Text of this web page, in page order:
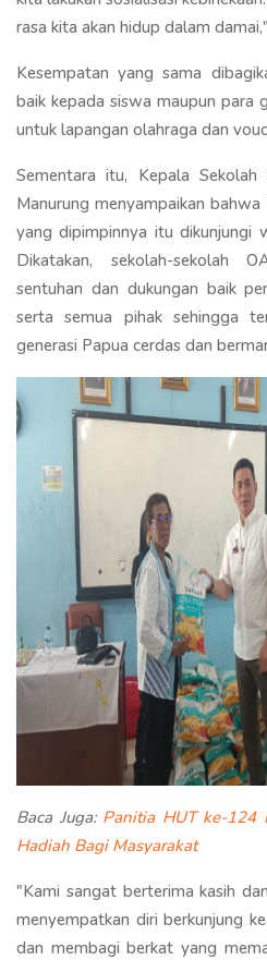
rasa kita akan hidup dalam
Kesempatan yang sama
baik kepada siswa maupun para
untuk lapangan olahraga dan
Sementara itu, Kepala
Manurung menyampaikan
yang dipimpinnya itu dikunjungi
Dikatakan, sekolah-sekolah
sentuhan dan dukungan baik
serta semua pihak sehingga
generasi Papua cerdas dan
Baca Juga: Panitia HUT ke-124
Hadiah Bagi Masyarakat
"Kami sangat berterima kasih
menyempatkan diri berkunjung
dan membagi berkat yang